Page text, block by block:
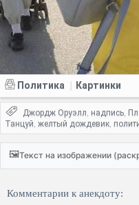
Политика Картинки
Джордж Оруэлл, надпись,
Танцуй, желтый дождевик,
🖼️Текст на изображении
Комментарии к анекдоту: